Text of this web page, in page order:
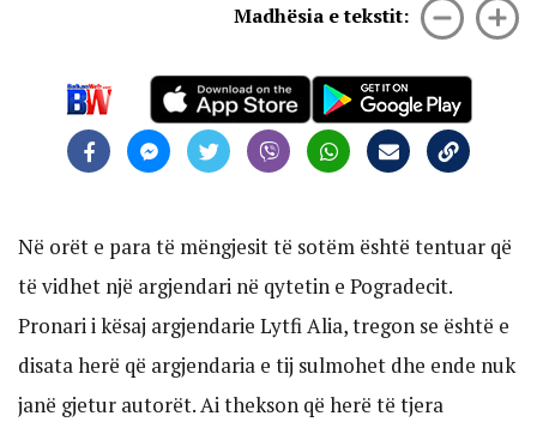
Madhësia e tekstit:
Në orët e para të mëngjesit të sotëm është tentuar që
të vidhet një argjendari në qytetin e Pogradecit.
Pronari i kësaj argjendarie Lytfi Alia, tregon se është e
disata herë që argjendaria e tij sulmohet dhe ende nuk
janë gjetur autorët. Ai thekson që herë të tjera